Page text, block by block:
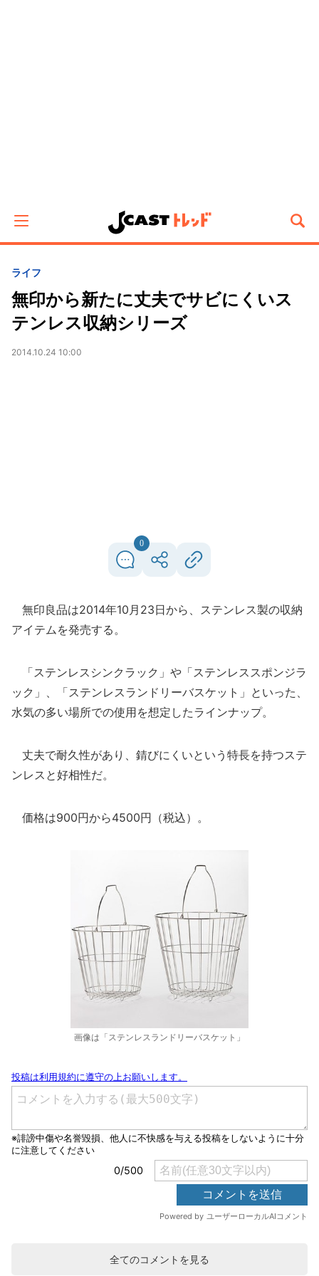
ライフ
無印から新たに丈夫でサビにくいス
テンレス収納シリーズ
2014.10.24 10:00
0
無印良品は2014年10月23日から、ステンレス製の収納
アイテムを発売する。
「ステンレスシンクラック」や「ステンレススポンジラ
ック」、「ステンレスランドリーバスケット」といった、
水気の多い場所での使用を想定したラインナップ。
丈夫で耐久性があり、錆びにくいという特長を持つステ
ンレスと好相性だ。
価格は900円から4500円（税込）。
画像は「ステンレスランドリーバスケット」
全てのコメントを見る